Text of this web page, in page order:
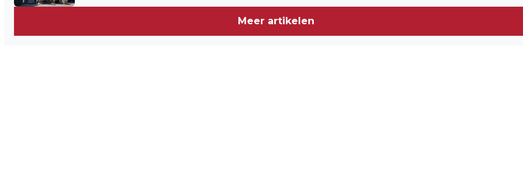
Meer artikelen